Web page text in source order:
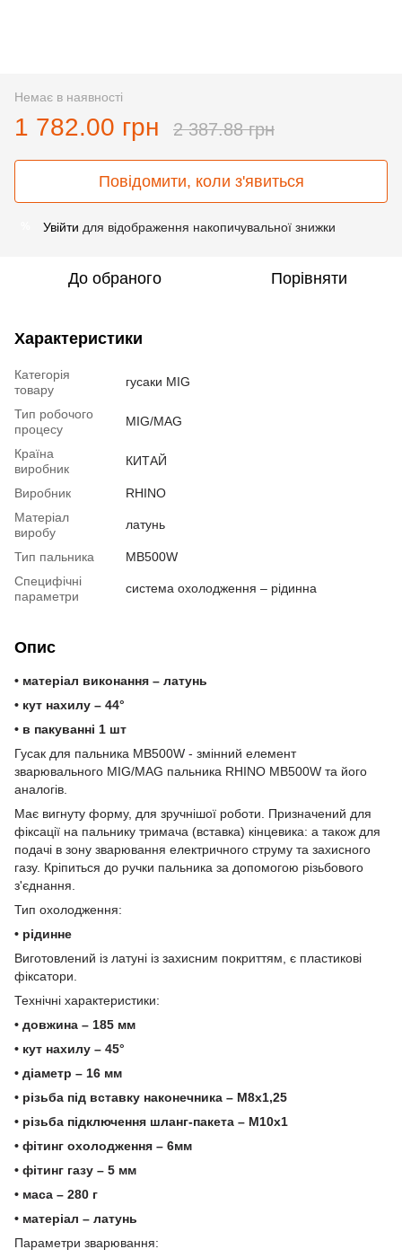
Немає в наявності
1 782.00 грн 2 387.88 грн
Повідомити, коли з'явиться
Увійти для відображення накопичувальної знижки
До обраного Порівняти
Характеристики
Категорія
товару
гусаки MIG
Тип робочого
процесу
MIG/MAG
Країна
виробник
КИТАЙ
Виробник
RHINO
Матеріал
виробу
латунь
Тип пальника
MB500W
Специфічні
параметри
система охолодження – рідинна
Опис
• матеріал виконання – латунь
• кут нахилу – 44°
• в пакуванні 1 шт
Гусак для пальника MB500W - змінний елемент
зварювального MIG/MAG пальника RHINO МВ500W та його
аналогів.
Має вигнуту форму, для зручнішої роботи. Призначений для
фіксації на пальнику тримача (вставка) кінцевика: а також для
подачі в зону зварювання електричного струму та захисного
газу. Кріпиться до ручки пальника за допомогою різьбового
з'єднання.
Тип охолодження:
• рідинне
Виготовлений із латуні із захисним покриттям, є пластикові
фіксатори.
Технічні характеристики:
• довжина – 185 мм
• кут нахилу – 45°
• діаметр – 16 мм
• різьба під вставку наконечника – М8х1,25
• різьба підключення шланг-пакета – М10х1
• фітинг охолодження – 6мм
• фітинг газу – 5 мм
• маса – 280 г
• матеріал – латунь
Параметри зварювання: